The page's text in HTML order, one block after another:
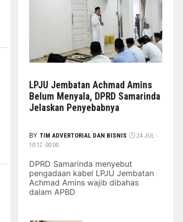
LPJU Jembatan Achmad Amins
Belum Menyala, DPRD Samarinda
Jelaskan Penyebabnya
BY TIM ADVERTORIAL DAN BISNIS
24 JUL -
10:12 -00:00
DPRD Samarinda menyebut
pengadaan kabel LPJU Jembatan
Achmad Amins wajib dibahas
dalam APBD